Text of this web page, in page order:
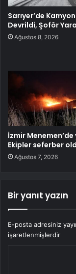
Sarıyer’de Kamyon
Devrildi, Şoför
Ağustos 8, 2026
İzmir Menemen’de
Ekipler seferber
Ağustos 7, 2026
Bir yanıt yazın
E-posta adresiniz
işaretlenmişlerdir